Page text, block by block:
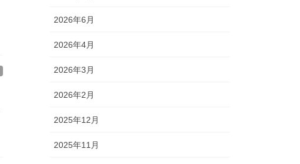
2026年6月
2026年4月
2026年3月
2026年2月
2025年12月
2025年11月